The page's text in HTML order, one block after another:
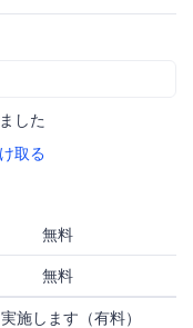
した
取る
無料
無料
施します（有料）